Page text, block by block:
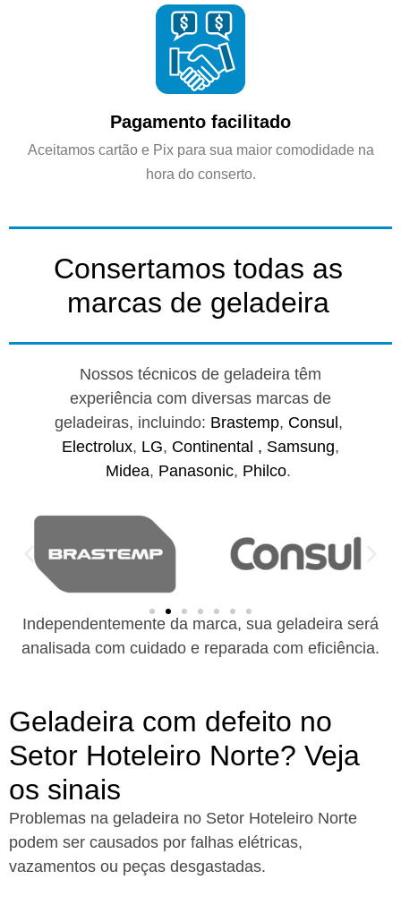
Pagamento facilitado
Aceitamos cartão e Pix para sua maior comodidade na
hora do conserto.
Consertamos todas as
marcas de geladeira
Nossos técnicos de geladeira têm
experiência com diversas marcas de
geladeiras, incluindo: Brastemp, Consul ,
Electrolux, LG, Continental , Samsung,
Midea, Panasonic, Philco.
Independentemente da marca, sua geladeira será
analisada com cuidado e reparada com eficiência.
Geladeira com defeito no
Setor Hoteleiro Norte? Veja
os sinais
Problemas na geladeira no Setor Hoteleiro Norte
podem ser causados por falhas elétricas,
vazamentos ou peças desgastadas.